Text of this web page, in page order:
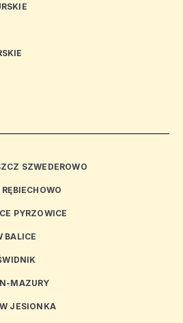
SZWEDEROWO
PYRZOWICE
BALICE
MAZURY
JESIONKA